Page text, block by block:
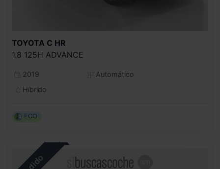
TOYOTA C HR
1.8 125H ADVANCE
2019
Automático
Híbrido
ECO